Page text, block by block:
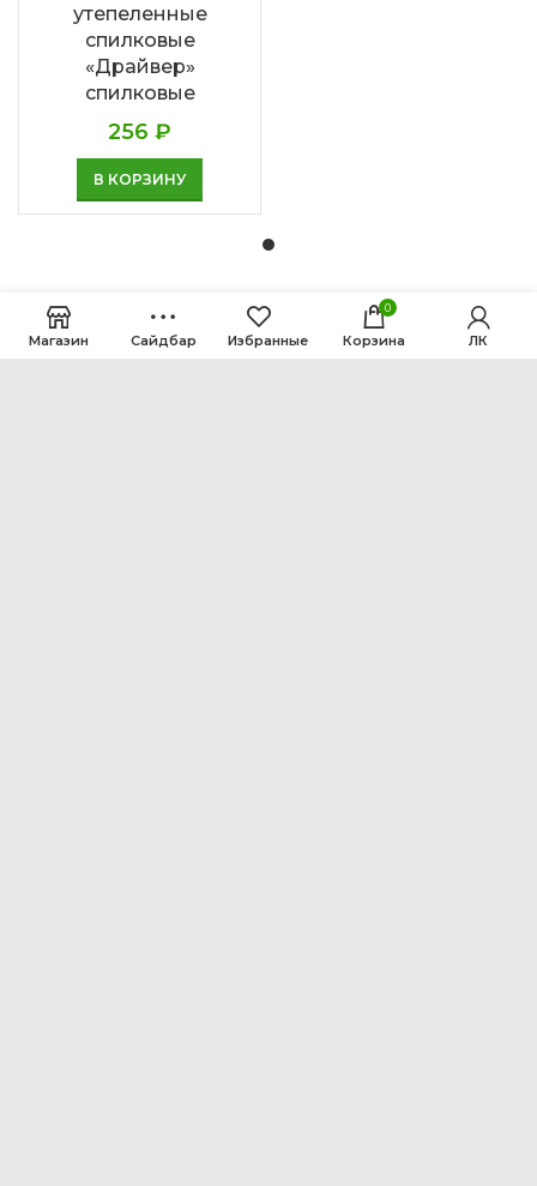
утепеленные
спилковые
«Драйвер»
спилковые
256 ₽
В КОРЗИНУ
Магазин Сайдбар Избранные
0
Корзина ЛК